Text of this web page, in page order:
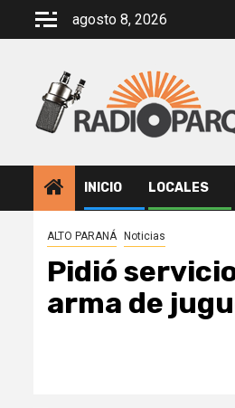
agosto 8, 2026
INICIO LOCALES
ALTO PARANÁ Noticias
Pidió
arma de